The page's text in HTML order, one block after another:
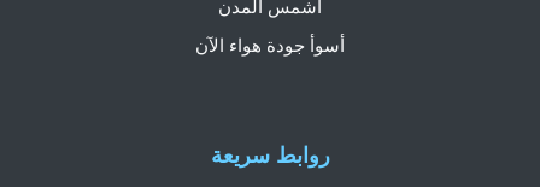
روابط سريعة
أشمس المدن
أسوأ جودة هواء الآن